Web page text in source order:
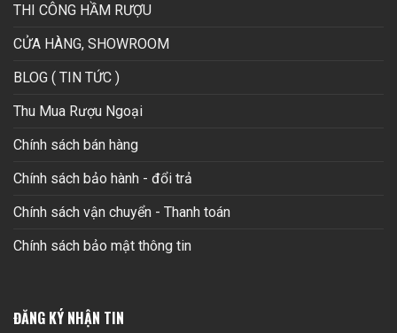
THI CÔNG HẦM RƯỢU
CỬA HÀNG, SHOWROOM
BLOG ( TIN TỨC )
Thu Mua Rượu Ngoại
Chính sách bán hàng
Chính sách bảo hành - đổi trả
Chính sách vận chuyển - Thanh toán
Chính sách bảo mật thông tin
ĐĂNG KÝ NHẬN TIN